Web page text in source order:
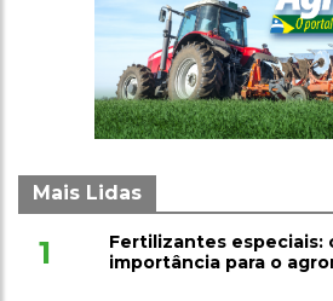
Mais Lidas
1
Fertilizantes especiais:
importância para o